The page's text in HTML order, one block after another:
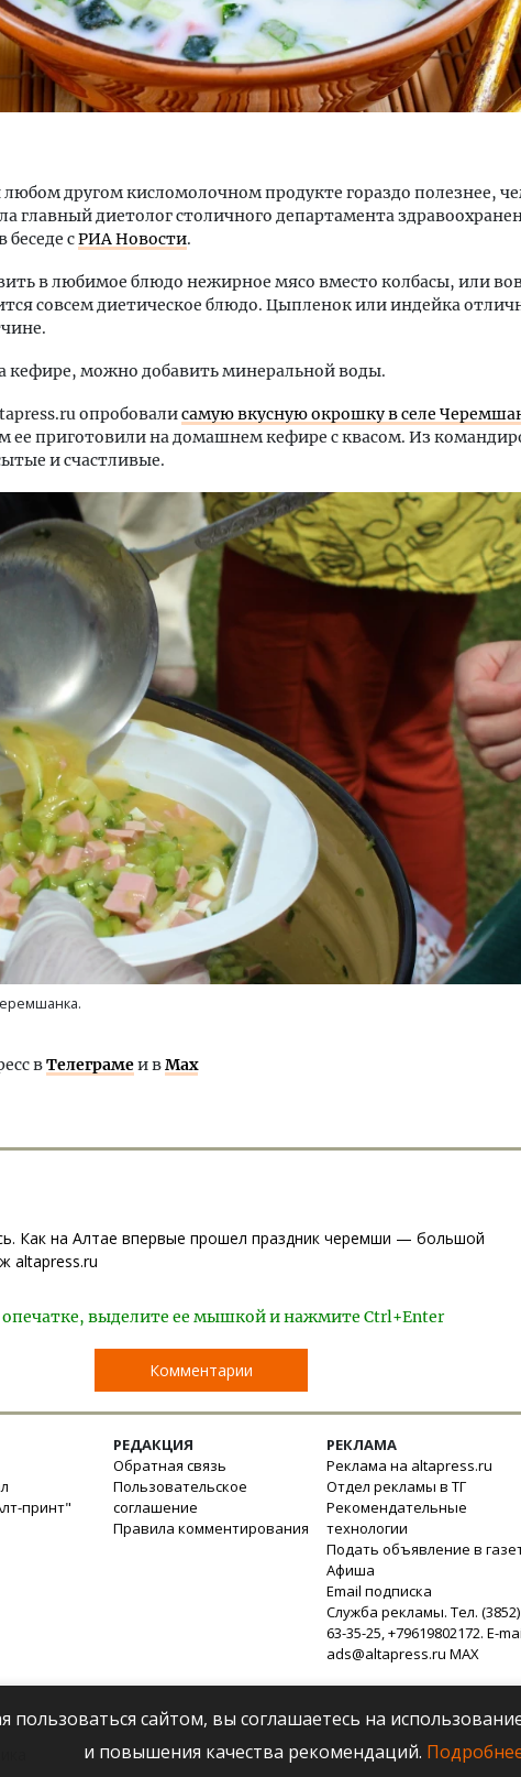
другом кисломолочном продукте гораздо полезнее,
главный диетолог столичного департамента
сРИА Новости.
в любимое блюдо нежирное мясо вместо колбасы, или
совсем диетическое блюдо. Цыпленок или индейка
кефире, можно добавить минеральной воды.
опробовалисамую вкусную окрошку в селе
ее приготовили на домашнем кефире с квасом. Из
и счастливые.
вТелеграмеи вMax
Как на Алтае впервые прошел праздник черемши — большой
altapress.ru
выделите ее мышкой и нажмите Ctrl+Enter
Комментарии
Каким будет новый бутик-отель
«Белкур» в Белокурихе
ДОМА И КВАРТИРЫ
«Жилищной
Гатилов — о
оставаться
штормит
принт"
РЕДАКЦИЯ
Обратная связь
Пользовательское
соглашение
Правила комментирования
РЕКЛАМА
Реклама на altapress.ru
Отдел рекламы в ТГ
Рекомендательные
технологии
Подать объявление в
Афиша
Email подписка
Служба рекламы. Тел. (3852)
63-35-25, +79619802172. E-
ads@altapress.ru MAX
пользоваться сайтом, вы соглашаетесь на
и повышения качества рекомендаций.